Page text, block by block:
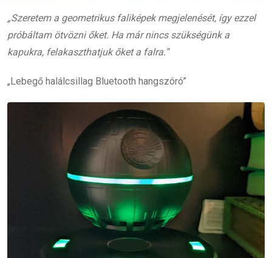
„Szeretem a geometrikus faliképek megjelenését, így ezzel
próbáltam ötvözni őket. Ha már nincs szükségünk a
kapukra, felakaszthatjuk őket a falra.”
„Lebegő halálcsillag Bluetooth hangszóró”